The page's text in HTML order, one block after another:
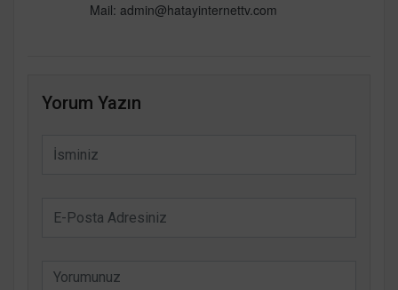
Mail: admin@hatayinternettv.com
Yorum Yazın